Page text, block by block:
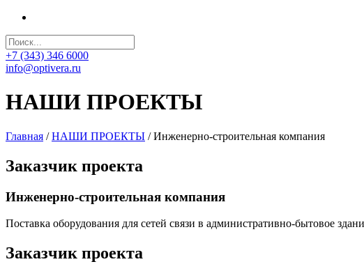
+7 (343) 346 6000
info@optivera.ru
НАШИ ПРОЕКТЫ
Главная / НАШИ ПРОЕКТЫ / Инженерно-строительная компания
Заказчик проекта
Инженерно-строительная компания
Поставка оборудования для сетей связи в административно-бытовое
Заказчик проекта